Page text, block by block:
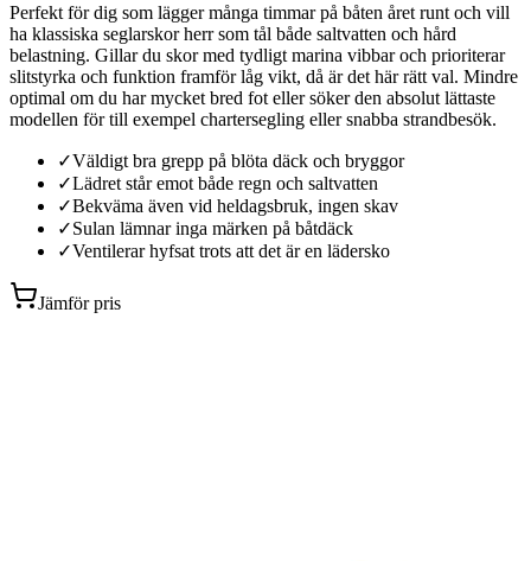
Perfekt för dig som lägger många timmar på båten året runt och vill
ha klassiska seglarskor herr som tål både saltvatten och hård
belastning. Gillar du skor med tydligt marina vibbar och prioriterar
slitstyrka och funktion framför låg vikt, då är det här rätt val. Mindre
optimal om du har mycket bred fot eller söker den absolut lättaste
modellen för till exempel chartersegling eller snabba strandbesök.
✓Väldigt bra grepp på blöta däck och bryggor
✓Lädret står emot både regn och saltvatten
✓Bekväma även vid heldagsbruk, ingen skav
✓Sulan lämnar inga märken på båtdäck
✓Ventilerar hyfsat trots att det är en lädersko
Jämför pris